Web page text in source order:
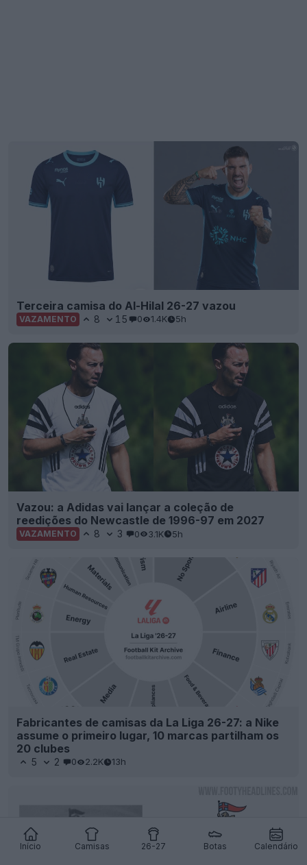
Início Camisas 26-27 Botas Calendário
Terceira camisa do Al-Hilal 26-27 vazou
VAZAMENTO 8 15 0 1.4K 5h
Vazou: a Adidas vai lançar a coleção de
reedições do Newcastle de 1996-97 em 2027
VAZAMENTO 8 3 0 3.1K 5h
Fabricantes de camisas da La Liga 26-27: a Nike
assume o primeiro lugar, 10 marcas partilham os
20 clubes
5 2 0 2.2K 13h